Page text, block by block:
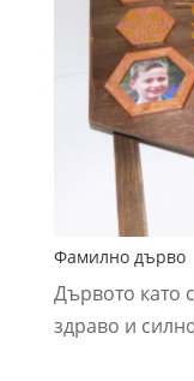
Фамилно дърво
Дървото като
здраво и